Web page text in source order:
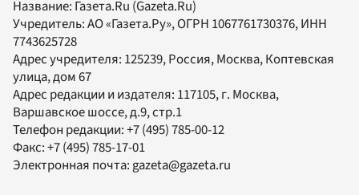
Название: Газета.Ru (Gazeta.Ru)
Учредитель:АО «Газета.Ру», ОГРН 1067761730376, ИНН
7743625728
Адрес учредителя: 125239, Россия, Москва, Коптевская
улица, дом 67
Адрес редакции и издателя: 117105, г. Москва,
Варшавское шоссе, д.9, стр.1
Телефон редакции:+7 (495) 785-00-12
Факс:+7 (495) 785-17-01
Электронная почта: gazeta@gazeta.ru